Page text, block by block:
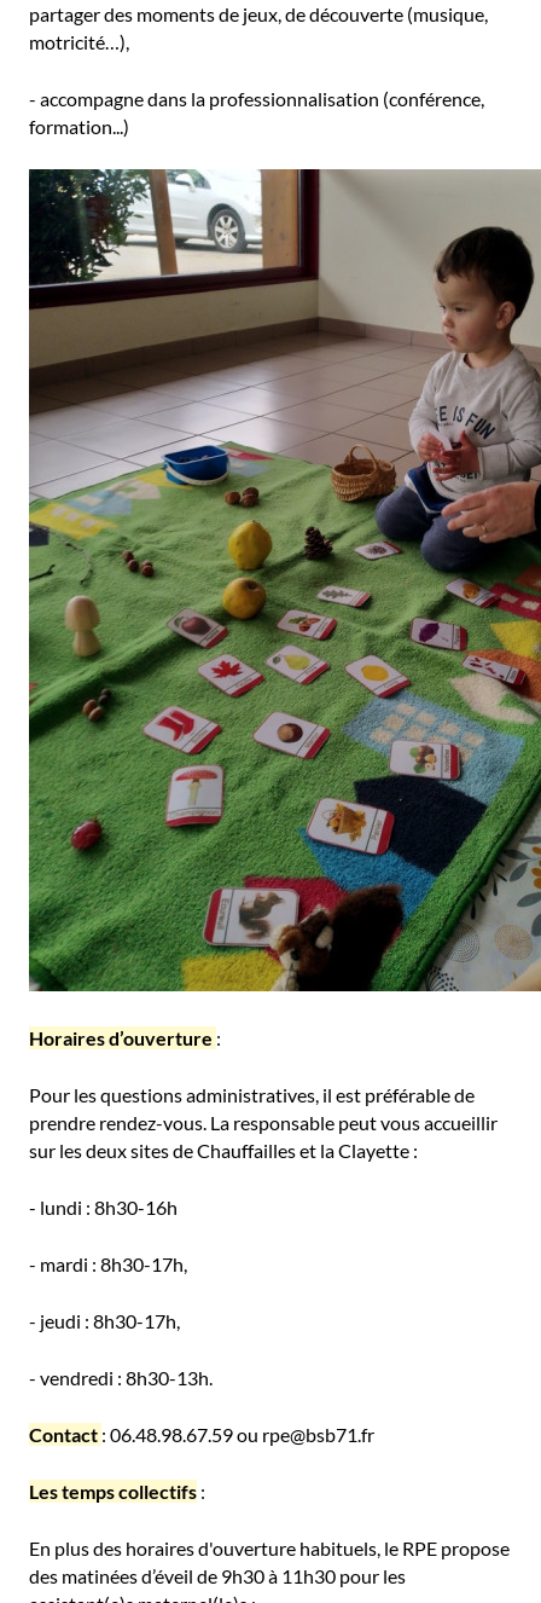
partager des moments de jeux, de découverte (musique,
motricité…),
- accompagne dans la professionnalisation (conférence,
formation...)
Horaires d’ouverture :
Pour les questions administratives, il est préférable de
prendre rendez-vous. La responsable peut vous accueillir
sur les deux sites de Chauffailles et la Clayette :
- lundi : 8h30-16h
- mardi : 8h30-17h,
- jeudi : 8h30-17h,
- vendredi : 8h30-13h.
Contact : 06.48.98.67.59 ou rpe@bsb71.fr
Les temps collectifs :
En plus des horaires d'ouverture habituels, le RPE propose
des matinées d’éveil de 9h30 à 11h30 pour les